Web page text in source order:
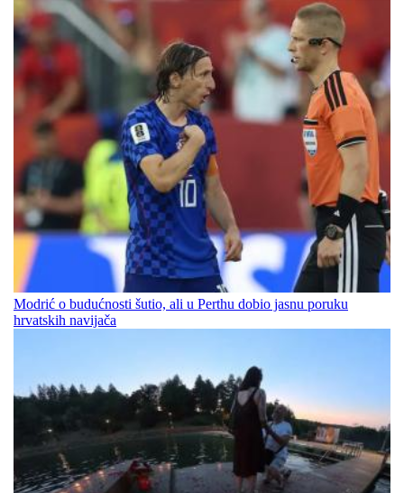
Modrić o budućnosti šutio, ali u Perthu dobio jasnu poruku
hrvatskih navijača